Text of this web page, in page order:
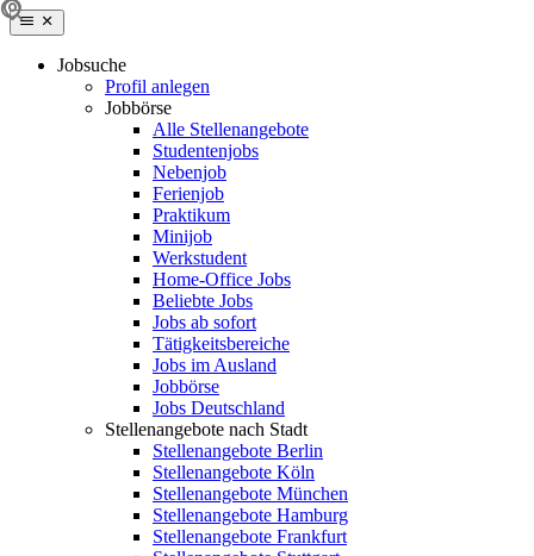
Jobsuche
Profil anlegen
Jobbörse
Alle Stellenangebote
Studentenjobs
Nebenjob
Ferienjob
Praktikum
Minijob
Werkstudent
Home-Office Jobs
Beliebte Jobs
Jobs ab sofort
Tätigkeitsbereiche
Jobs im Ausland
Jobbörse
Jobs Deutschland
Stellenangebote nach Stadt
Stellenangebote Berlin
Stellenangebote Köln
Stellenangebote München
Stellenangebote Hamburg
Stellenangebote Frankfurt